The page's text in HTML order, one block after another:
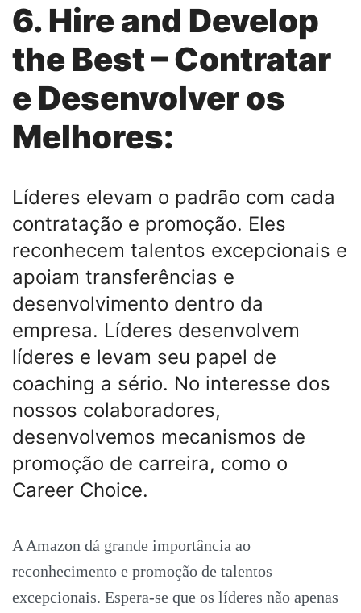
6. Hire and Develop
the Best – Contratar
e Desenvolver os
Melhores:
Líderes elevam o padrão com cada
contratação e promoção. Eles
reconhecem talentos excepcionais e
apoiam transferências e
desenvolvimento dentro da
empresa. Líderes desenvolvem
líderes e levam seu papel de
coaching a sério. No interesse dos
nossos colaboradores,
desenvolvemos mecanismos de
promoção de carreira, como o
Career Choice.
A Amazon dá grande importância ao
reconhecimento e promoção de talentos
excepcionais. Espera-se que os líderes não apenas